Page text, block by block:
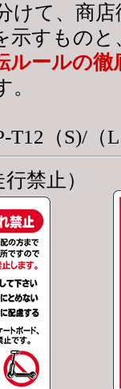
けて、商
示すもの
ルールの徹
T12（S)/
禁止）